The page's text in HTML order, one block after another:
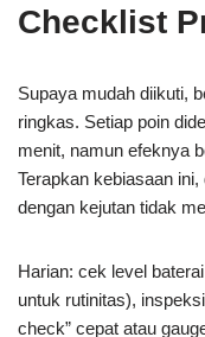
Checklist
Supaya mudah diikuti,
ringkas. Setiap poin
menit, namun efeknya
Terapkan kebiasaan
dengan kejutan tidak
Harian: cek level
untuk rutinitas),
check” cepat atau